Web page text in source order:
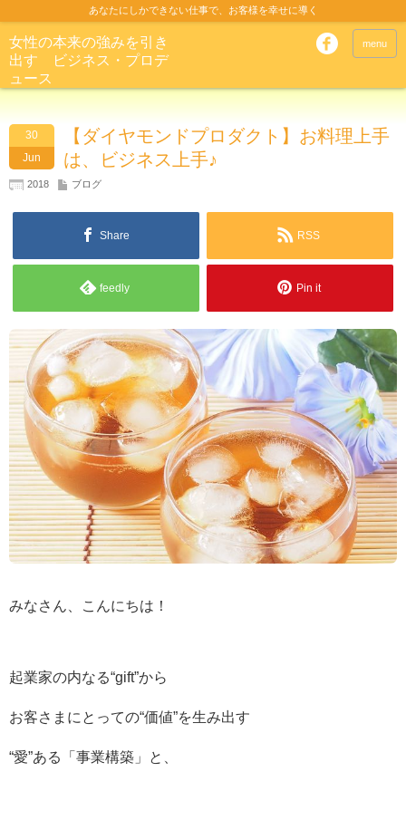
あなたにしかできない仕事で、お客様を幸せに導く
女性の本来の強みを引き
出す ビジネス・プロデ
ュース
menu
30
Jun
【ダイヤモンドプロダクト】お料理上手
は、ビジネス上手♪
2018 ブログ
Share RSS
feedly Pin it
みなさん、こんにちは！
起業家の内なる“gift”から
お客さまにとっての“価値”を生み出す
“愛”ある「事業構築」と、